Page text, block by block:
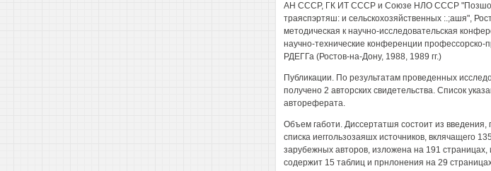
АН СССР, ГК ИТ СССР и Союзе НЛО СССР
траяспэртяш: и сельскохозяйственных :.;ашя",
методическая к научно-исследовательская
научно-технические конференции профессорско-
РДЕГГа (Ростов-на-Дону, 1988, 1989 гг.)
Публикации. По результатам проведенных
получено 2 авторских свидетельства. Список
автореферата.
Объем габоти. Диссертатшя состоит из введения,
списка иеггользозаяшх источников, вклячащего
зарубежных авторов, изложена на 191 страницах,
содержит 15 таблиц и прнлонения на 29